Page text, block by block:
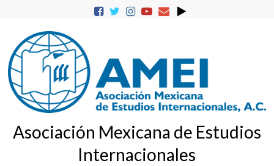
Asociación Mexicana de Estudios
Internacionales